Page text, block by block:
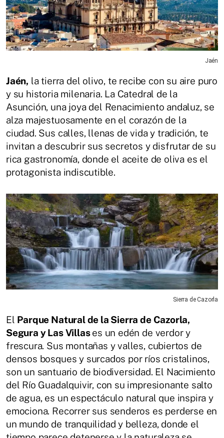
Jaén
Jaén, la tierra del olivo, te recibe con su aire puro
y su historia milenaria. La Catedral de la
Asunción, una joya del Renacimiento andaluz, se
alza majestuosamente en el corazón de la
ciudad. Sus calles, llenas de vida y tradición, te
invitan a descubrir sus secretos y disfrutar de su
rica gastronomía, donde el aceite de oliva es el
protagonista indiscutible.
Sierra de Cazorla
El Parque Natural de la Sierra de Cazorla,
Segura y Las Villases un edén de verdor y
frescura. Sus montañas y valles, cubiertos de
densos bosques y surcados por ríos cristalinos,
son un santuario de biodiversidad. El Nacimiento
del Río Guadalquivir, con su impresionante salto
de agua, es un espectáculo natural que inspira y
emociona. Recorrer sus senderos es perderse en
un mundo de tranquilidad y belleza, donde el